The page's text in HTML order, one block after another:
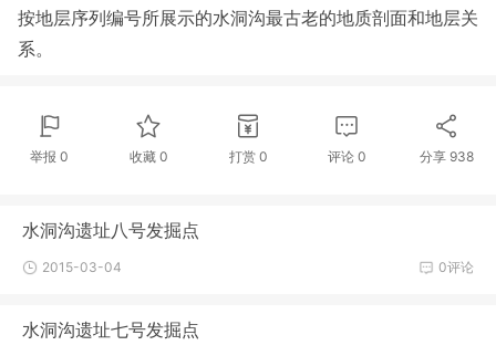
按地层序列编号所展示的水洞沟最古老的地质剖面和地层关
系。
举报 0 收藏 0 打赏 0 评论0 分享 938
水洞沟遗址八号发掘点
0评论
2015-03-04
水洞沟遗址七号发掘点